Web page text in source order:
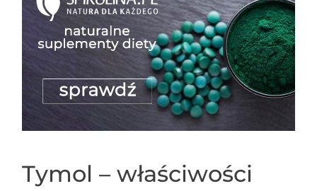
Tymol – właściwości